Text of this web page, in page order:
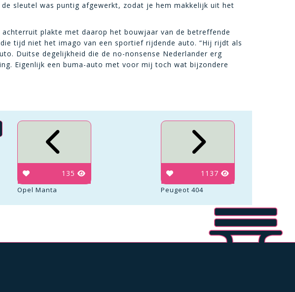
sleutel was puntig afgewerkt, zodat je hem makkelijk uit het
plakte met daarop het bouwjaar van de betreffende
tijd niet het imago van een sportief rijdende auto. “Hij rijdt als
Duitse degelijkheid die de no-nonsense Nederlander erg
Eigenlijk een buma-auto met voor mij toch wat bijzondere
135
Opel Manta
1137
Peugeot 404